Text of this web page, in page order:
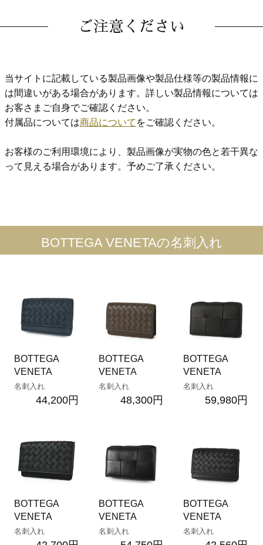
ご注意ください
当サイトに記載している製品画像や製品仕様等の製品情報に
は間違いがある場合があります。詳しい製品情報については
お客さまご自身でご確認ください。
付属品については商品について をご確認ください。
お客様のご利用環境により、製品画像が実物の色と若干異な
って見える場合があります。予めご了承ください。
BOTTEGA VENETAの名刺入れ
BOTTEGA
VENETA
名刺入れ
44,200円
BOTTEGA
VENETA
名刺入れ
48,300円
BOTTEGA
VENETA
名刺入れ
59,980円
BOTTEGA
VENETA
名刺入れ
BOTTEGA
VENETA
名刺入れ
BOTTEGA
VENETA
名刺入れ